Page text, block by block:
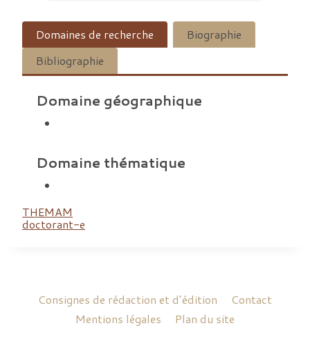
Domaines de recherche
Biographie
Bibliographie
Domaine géographique
Domaine thématique
THEMAM
doctorant-e
Consignes de rédaction et d’édition
Contact
Mentions légales
Plan du site